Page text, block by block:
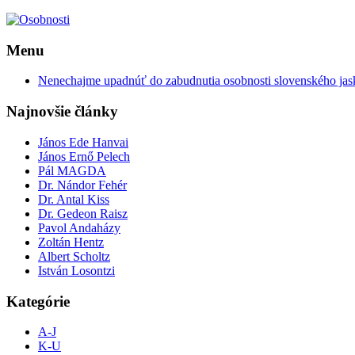
Menu
Nenechajme upadnúť do zabudnutia osobnosti slovenského
Najnovšie články
János Ede Hanvai
János Ernő Pelech
Pál MAGDA
Dr. Nándor Fehér
Dr. Antal Kiss
Dr. Gedeon Raisz
Pavol Andaházy
Zoltán Hentz
Albert Scholtz
István Losontzi
Kategórie
A-J
K-U